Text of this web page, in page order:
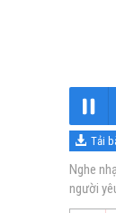
Nghe
Anh
Tải
Nghe
người